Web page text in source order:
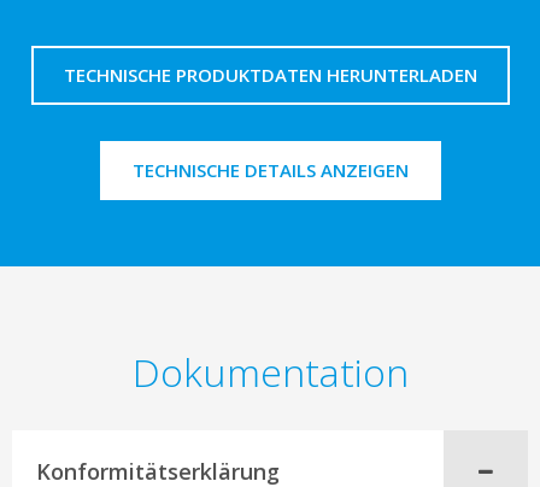
TECHNISCHE PRODUKTDATEN HERUNTERLADEN
TECHNISCHE DETAILS ANZEIGEN
Dokumentation
Konformitätserklärung